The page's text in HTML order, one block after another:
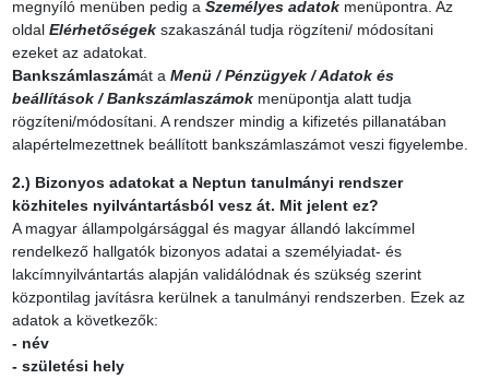
megnyíló menüben pedig a Személyes adatokmenüpontra. Az
oldal Elérhetőségekszakaszánál tudja rögzíteni/ módosítani
ezeket az adatokat.
Bankszámlaszámát a Menü / Pénzügyek / Adatok és
beállítások / Bankszámlaszámokmenüpontja alatt tudja
rögzíteni/módosítani. A rendszer mindig a kifizetés pillanatában
alapértelmezettnek beállított bankszámlaszámot veszi figyelembe.
2.) Bizonyos adatokat a Neptun tanulmányi rendszer
közhiteles nyilvántartásból vesz át. Mit jelent ez?
A magyar állampolgársággal és magyar állandó lakcímmel
rendelkező hallgatók bizonyos adatai a személyiadat- és
lakcímnyilvántartás alapján validálódnak és szükség szerint
központilag javításra kerülnek a tanulmányi rendszerben. Ezek az
adatok a következők:
- név
- születési hely